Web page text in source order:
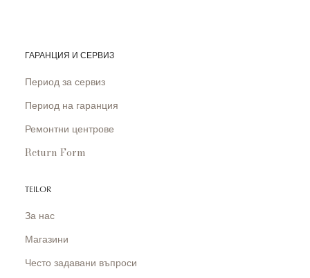
ГАРАНЦИЯ И СЕРВИЗ
Период за сервиз
Период на гаранция
Ремонтни центрове
Return Form
TEILOR
За нас
Магазини
Често задавани въпроси